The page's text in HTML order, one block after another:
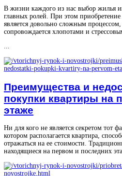
В жизни каждого из нас выбор жилья
главных ролей. При этом
является довольно сложным
сопровождается хлопотами и
...
Преимущества и
покупки квартиры на
этаже
Ни для кого не является секретом тот
котором располагается квартира,
отражаться на ее стоимости.
находящиеся на первом и последних